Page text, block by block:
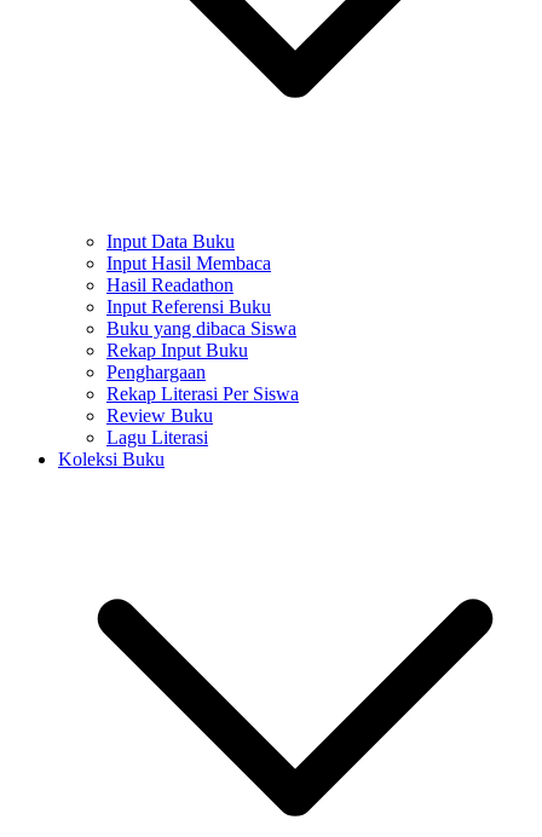
Input Data Buku
Input Hasil Membaca
Hasil Readathon
Input Referensi Buku
Buku yang dibaca Siswa
Rekap Input Buku
Penghargaan
Rekap Literasi Per Siswa
Review Buku
Lagu Literasi
Koleksi Buku